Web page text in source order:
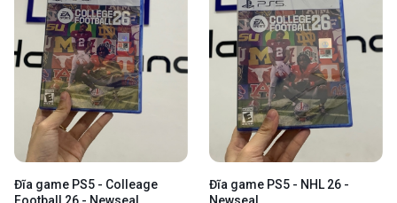
Đĩa game PS5 - Colleage
Football 26 - Newseal
Đĩa game PS5 - NHL 26 -
Newseal